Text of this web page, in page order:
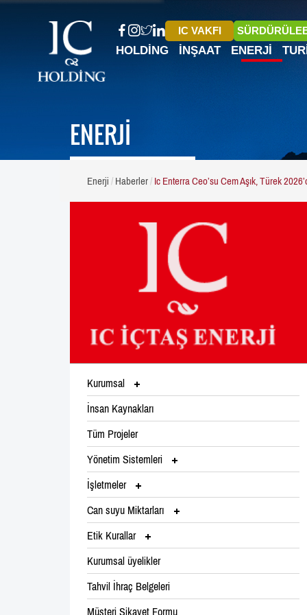
IC VAKFI
HOLDING İNŞAAT ENERJI
ENERJİ
Enerji Haberler Ic Enterra Ceo’su Cem Aşık, Türek
Kurumsal
İnsan Kaynakları
Tüm Projeler
Yönetim Sistemleri
İşletmeler
Can suyu Miktarları
Etik Kurallar
Kurumsal üyelikler
Tahvil İhraç Belgeleri
Müşteri Şikayet Formu